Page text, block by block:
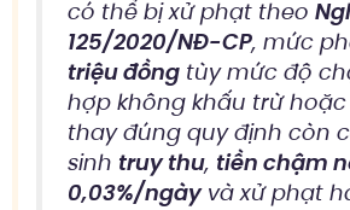
có thể bị xử phạt theo
125/2020/NĐ-CP, mức
triệu đồngtùy mức độ
hợp không khấu trừ
thay đúng quy định còn
sinh truy thu, tiền chậm
0,03%/ngàyvà xử phạt